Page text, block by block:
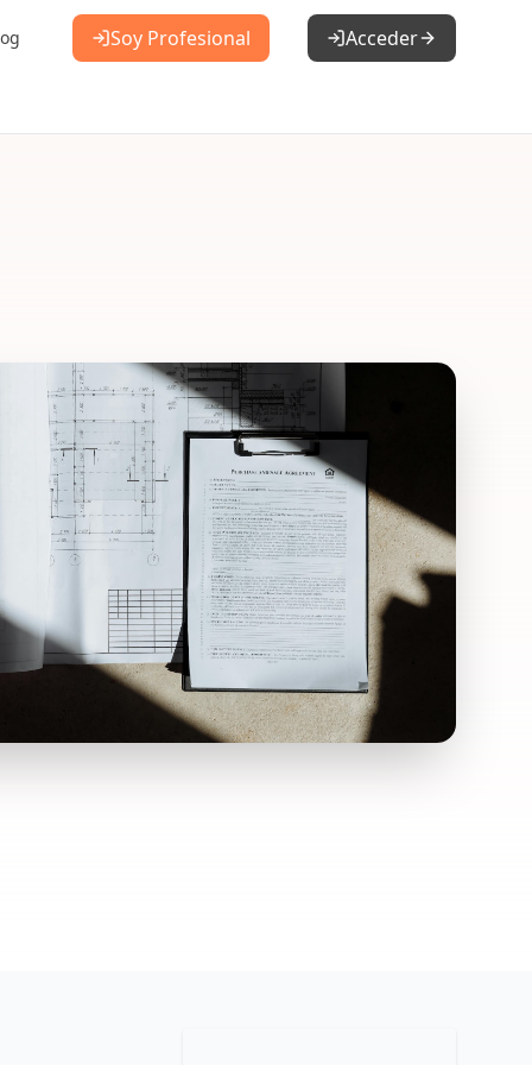
Soy Profesional Acceder